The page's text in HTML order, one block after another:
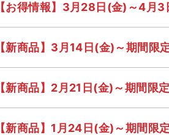
【お得情報】3月28日(金)～4月
【新商品】3月14日(金)～期間限
【新商品】2月21日(金)～期間限
【新商品】1月24日(金)～期間限